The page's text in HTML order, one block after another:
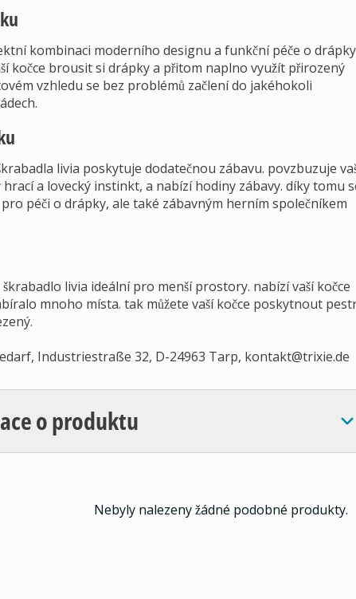
kombinaci moderního designu a funkční péče o
kočce brousit si drápky a přitom naplno využít přirozený
vzhledu se bez problémů začlení do jakéhokoli
livia poskytuje dodatečnou zábavu. povzbuzuje
a lovecký instinkt, a nabízí hodiny zábavy. díky tomu
péči o drápky, ale také zábavným herním společníkem
livia ideální pro menší prostory. nabízí vaší kočce
mnoho místa. tak můžete vaší kočce poskytnout
Industriestraße 32, D-24963 Tarp, kontakt@trixie.de
o produktu
Nebyly nalezeny žádné podobné produkty.